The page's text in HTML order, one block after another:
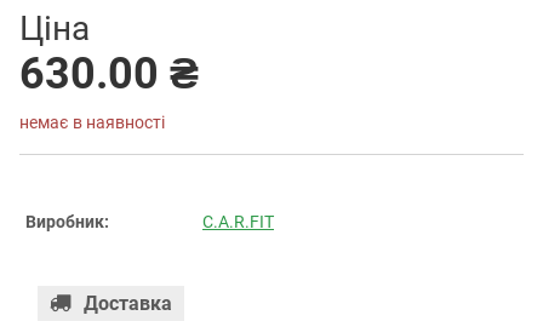
Ціна
630.00 ₴
немає в наявності
Виробник: C.A.R.FIT
Доставка